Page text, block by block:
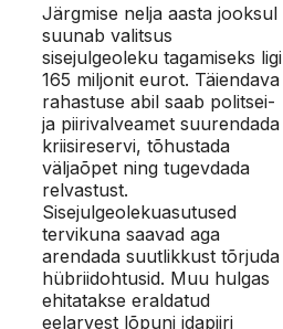
Järgmise nelja aasta jooksul
suunab valitsus
sisejulgeoleku tagamiseks ligi
165 miljonit eurot. Täiendava
rahastuse abil saab politsei-
ja piirivalveamet suurendada
kriisireservi, tõhustada
väljaõpet ning tugevdada
relvastust.
Sisejulgeolekuasutused
tervikuna saavad aga
arendada suutlikkust tõrjuda
hübriidohtusid. Muu hulgas
ehitatakse eraldatud
eelarvest lõpuni idapiiri